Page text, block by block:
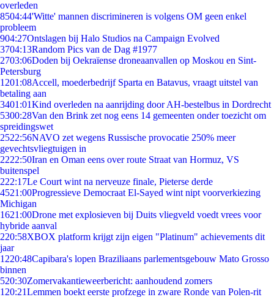
overleden
8504:44'Witte' mannen discrimineren is volgens OM geen enkel
probleem
904:27Ontslagen bij Halo Studios na Campaign Evolved
3704:13Random Pics van de Dag #1977
2703:06Doden bij Oekraïense droneaanvallen op Moskou en Sint-
Petersburg
1201:08Accell, moederbedrijf Sparta en Batavus, vraagt uitstel van
betaling aan
3401:01Kind overleden na aanrijding door AH-bestelbus in Dordrecht
5300:28Van den Brink zet nog eens 14 gemeenten onder toezicht om
spreidingswet
2522:56NAVO zet wegens Russische provocatie 250% meer
gevechtsvliegtuigen in
2222:50Iran en Oman eens over route Straat van Hormuz, VS
buitenspel
222:17Le Court wint na nerveuze finale, Pieterse derde
4521:00Progressieve Democraat El-Sayed wint nipt voorverkiezing
Michigan
1621:00Drone met explosieven bij Duits vliegveld voedt vrees voor
hybride aanval
220:58XBOX platform krijgt zijn eigen "Platinum" achievements dit
jaar
1220:48Capibara's lopen Braziliaans parlementsgebouw Mato Grosso
binnen
520:30Zomervakantieweerbericht: aanhoudend zomers
1 20:21Lemmen boekt eerste profzege in zware Ronde van Polen-rit